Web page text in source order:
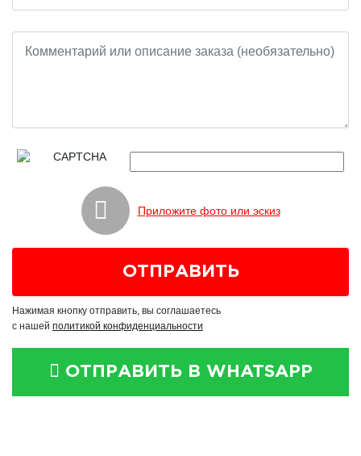
Приложите фото или эскиз
Нажимая кнопку отправить, вы соглашаетесь
с нашей политикой конфиденциальности
ОТПРАВИТЬ В WHATSAPP